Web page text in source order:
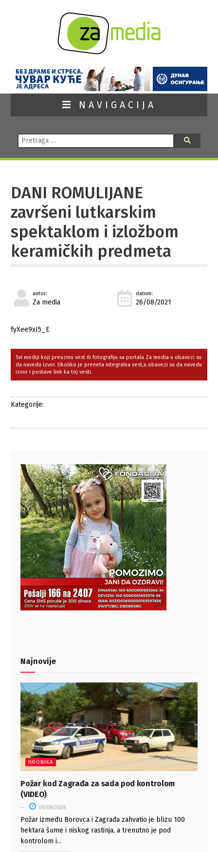
NAVIGACIJA
Pretraga:
DANI ROMULIJANE
završeni lutkarskim
spektaklom i izložbom
keramičkih predmeta
autor:
Za media
datum:
26/08/2021
fyXee9xI5_E
Svi mediji koji preuzmu vest ili fotografiju sa portala Za media u obavezi su
da navedu izvor. Ukoliko je preneta integralna vest,u obavezi su da navedu
izvor i postave link ka toj vesti.
Kategorije:
Najnovije
HRONIKA
Požar kod Zagrađa za sada pod kontrolom
(VIDEO)
05/08/2026
Požar između Borovca i Zagrađa zahvatio je blizu 100
hektara šume i niskog rastinja, a trenutno je pod
kontrolom i...